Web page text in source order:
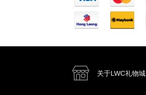
关于LWC礼物城